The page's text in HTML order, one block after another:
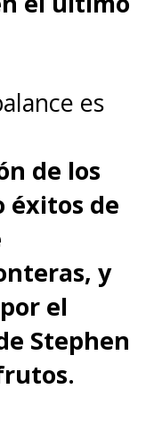
. Es
la
niños,
coste de
base de
damos
Cada
su
por dos
es
de los
éxitos de
y
el
Stephen